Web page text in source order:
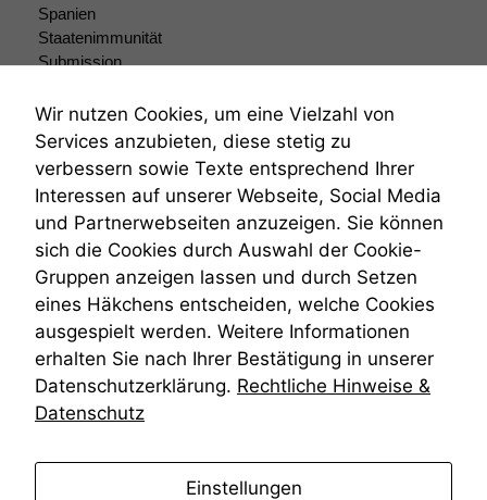
Spanien
Staatenimmunität
Submission
Teilungsklage
Venezuela
VRK
Wiederherstellungsanordnung
Zivilprozessordnung
ZPO
Zustellfiktion
Zuständigkeit
Öffentliches Personalrecht
Öffentlichkeitsprinzip
Wir nutzen Cookies, um eine Vielzahl von
Services anzubieten, diese stetig zu
verbessern sowie Texte entsprechend Ihrer
Interessen auf unserer Webseite, Social Media
und Partnerwebseiten anzuzeigen. Sie können
sich die Cookies durch Auswahl der Cookie-
Gruppen anzeigen lassen und durch Setzen
eines Häkchens entscheiden, welche Cookies
ausgespielt werden. Weitere Informationen
erhalten Sie nach Ihrer Bestätigung in unserer
Datenschutzerklärung. Rechtliche Hinweise &
Datenschutz
Einstellungen
durchführen zu
können. Diese helfen
uns, unsere Website
zu verbessern.